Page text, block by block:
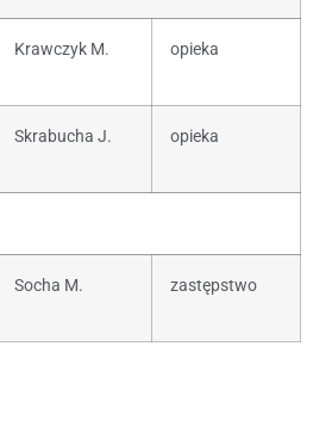
Krawczyk M. opieka
Skrabucha J. opieka
Socha M. zastępstwo